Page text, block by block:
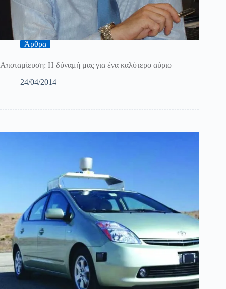
Άρθρα
Αποταμίευση: Η δύναμή μας για ένα καλύτερο αύριο
24/04/2014